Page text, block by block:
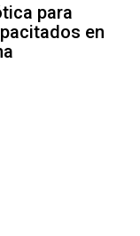
para
en